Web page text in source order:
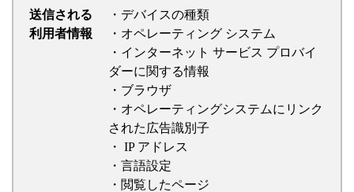
送信される
利用者情報
・デバイスの種類
・オペレーティング システム
・インターネット サービス プロバイ
ダーに関する情報
・ブラウザ
・オペレーティングシステムにリンク
された広告識別子
・ IP アドレス
・言語設定
・閲覧したページ